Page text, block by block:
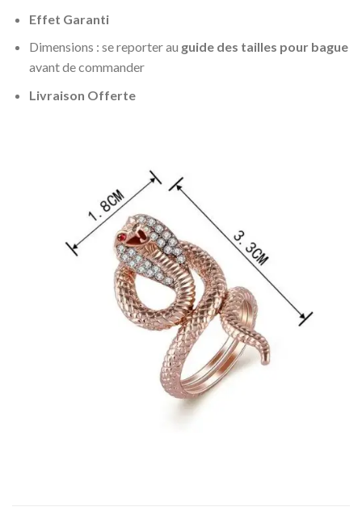
Effet Garanti
Dimensions : se reporter au guide des tailles pour bague
avant de commander
Livraison Offerte